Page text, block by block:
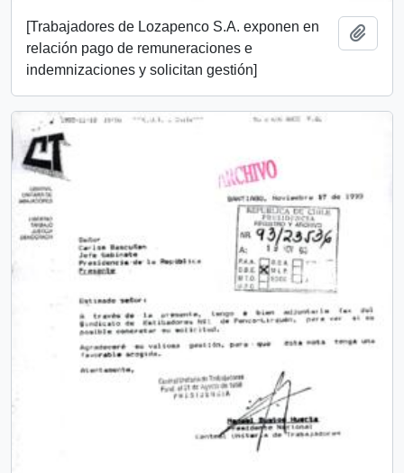
[Trabajadores de Lozapenco S.A. exponen en
relación pago de remuneraciones e
indemnizaciones y solicitan gestión]